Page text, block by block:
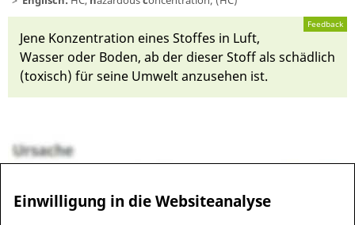
Feedback
Je­ne Konzentrati­on ei­nes Stoffes in Luft,
Wasser oder Bo­den, ab der die­ser Stoff als schädlich
(toxisch) für sei­ne Um­welt an­zu­sehen ist.
Einwilligung in die Websiteanalyse